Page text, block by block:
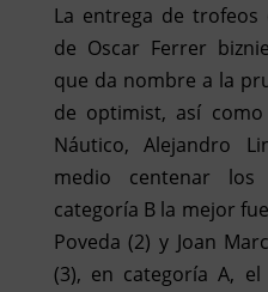
La entrega de
de Oscar Ferrer
que da nombre a la
de optimist, así
Náutico, Alejandro
medio centenar los
categoría B la mejor
Poveda (2) y Joan
(3), en categoría A,